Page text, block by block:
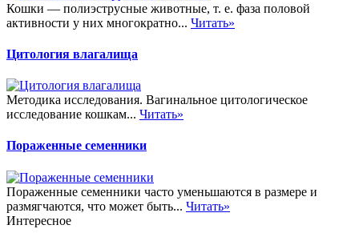
Кошки — полиэструсные животные, т. е. фаза половой
активности у них многократно... Читать»
Цитология влагалища
Методика исследования. Вагинальное цитологическое
исследование кошкам... Читать»
Пораженные семенники
Пораженные семенники часто уменьшаются в размере и
размягчаются, что может быть... Читать»
Интересное